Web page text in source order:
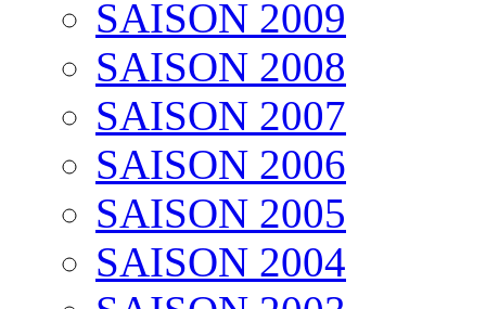
SAISON 2009
SAISON 2008
SAISON 2007
SAISON 2006
SAISON 2005
SAISON 2004